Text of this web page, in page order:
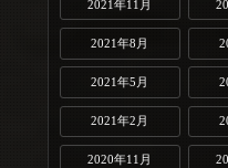
2021年11月
2021年8月
2021年5月
2021年2月
2020年11月